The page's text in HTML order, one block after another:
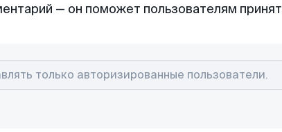
— он поможет пользователям